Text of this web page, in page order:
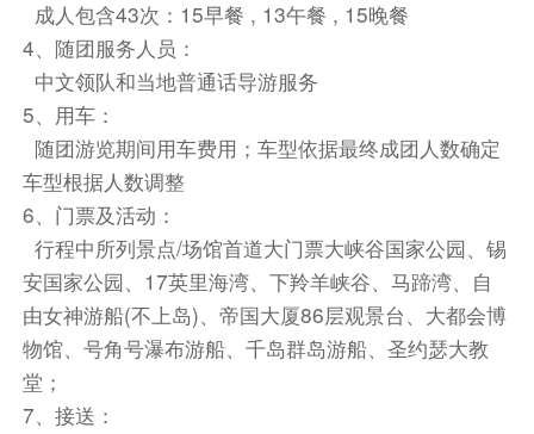
第2天 蒙特雷 | 卡梅尔-17mile一号公路 | 洛杉矶✨
酒店早餐
早餐后，蒙特雷市区游览（游览时间不少于2小
时）。
【卡梅尔小镇】--卡梅尔小镇是个人文荟萃、艺术
家聚集、以精致与文艺著称、世外桃源般的优雅小
镇，在全世界都声名远播，来这里的游客总是络绎
不绝。小镇中有许多的时装店、古董店、糖果店、
玩具店还有日用工艺品店，细细品味，每个小店都
风情独具。小镇中的民居也都美的如童话一般，都
镇中有许多的画廊，其中作品多是居住此地的大艺
成人包含43次：15早餐 , 13午餐 , 15晚餐
4、随团服务人员：
中文领队和当地普通话导游服务
5、用车：
随团游览期间用车费用；车型依据最终成团人数确定
车型根据人数调整
6、门票及活动：
行程中所列景点/场馆首道大门票大峡谷国家公园、锡
安国家公园、17英里海湾、下羚羊峡谷、马蹄湾、自
由女神游船(不上岛)、帝国大厦86层观景台、大都会博
物馆、号角号瀑布游船、千岛群岛游船、圣约瑟大教
堂；
7、接送：